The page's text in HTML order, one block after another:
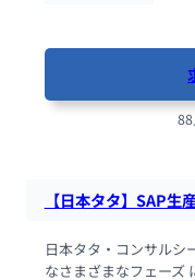
【日本タタ】SAP生
日本タタ・コンサルシ
なさまざまなフェーズ